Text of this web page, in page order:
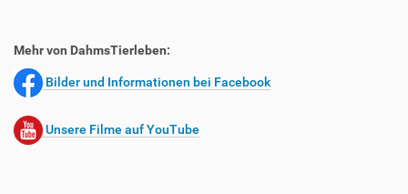
Mehr von DahmsTierleben:
Bilder und Informationen bei Facebook
Unsere Filme auf YouTube